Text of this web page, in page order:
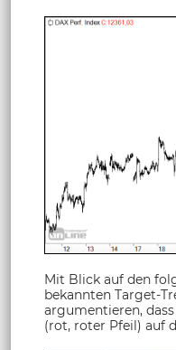
Mit Blick auf den
bekannten Target-
argumentieren,
(rot, roter Pfeil) auf